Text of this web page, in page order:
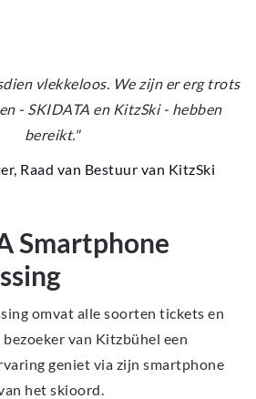
vlekkeloos. We zijn er erg trots
- SKIDATA en KitzSki - hebben
bereikt."
Raad van Bestuur van KitzSki
Smartphone
omvat alle soorten tickets en
van Kitzbühel een
geniet via zijn smartphone
het skioord.